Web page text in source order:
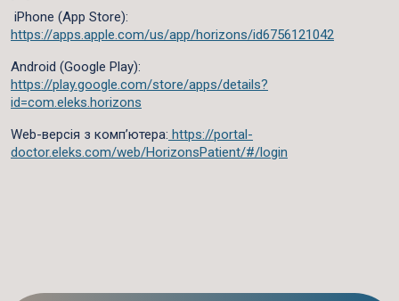
iPhone (App Store):
https://apps.apple.com/us/app/horizons/id6756121042
Android (Google Play):
https://play.google.com/store/apps/details?
id=com.eleks.horizons
Web-версія з комп’ютера: https://portal-
doctor.eleks.com/web/HorizonsPatient/#/login